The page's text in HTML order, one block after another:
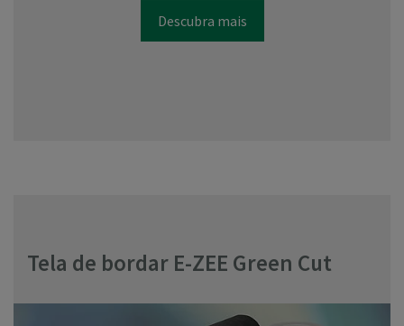
Descubra mais
Tela de bordar E-ZEE Green Cut